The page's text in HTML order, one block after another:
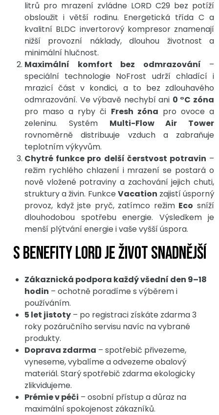
litrů pro mrazení zvládne LORD C29 bez potíží
obsloužit i větší rodinu. Energetická třída C a
kvalitní BLDC invertorový kompresor znamenají
nižší provozní náklady, dlouhou životnost a
minimální hlučnost.
Maximální komfort bez odmrazování –
speciální technologie NoFrost udrží chladící i
mrazicí část v kondici, a to bez zdlouhavého
odmrazování. Ve výbavě nechybí ani 0 °C zóna
pro maso a ryby či Fresh zóna pro ovoce a
zeleninu. Systém Multi-Flow Air Tower
rovnoměrně distribuuje vzduch a zabraňuje
teplotním výkyvům.
Chytré funkce pro delší čerstvost potravin –
režim rychlého chlazení i mrazení se postará o
nově vložené potraviny a zachování jejich chuti,
struktury a živin. FunkceVacation zajistí úsporný
provoz, když jste pryč, zatímco režim Eco sníží
dlouhodobou spotřebu energie. Výsledkem je
menší plýtvání energie i vaše vyšší úspora.
S benefity LORD je život snadnější
Zákaznická podpora každý všední den 9–18
hodin – ochotně poradíme s výběrem i
používáním.
5 let jistoty – po registraci získáte zdarma 3
roky pozáručního servisu navíc na vybrané
produkty.
Doprava zdarma – spotřebič přivezeme,
vyneseme, vybalíme a odvezeme obalový
materiál. Starý spotřebič zdarma ekologicky
zlikvidujeme.
Prémie v péči – osobní přístup a důraz na
maximální spokojenost zákazníků.